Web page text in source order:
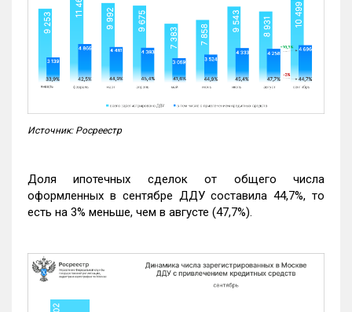
Источник: Росреестр
Доля ипотечных сделок от общего числа
оформленных в сентябре ДДУ составила 44,7%, то
есть на 3% меньше, чем в августе (47,7%).